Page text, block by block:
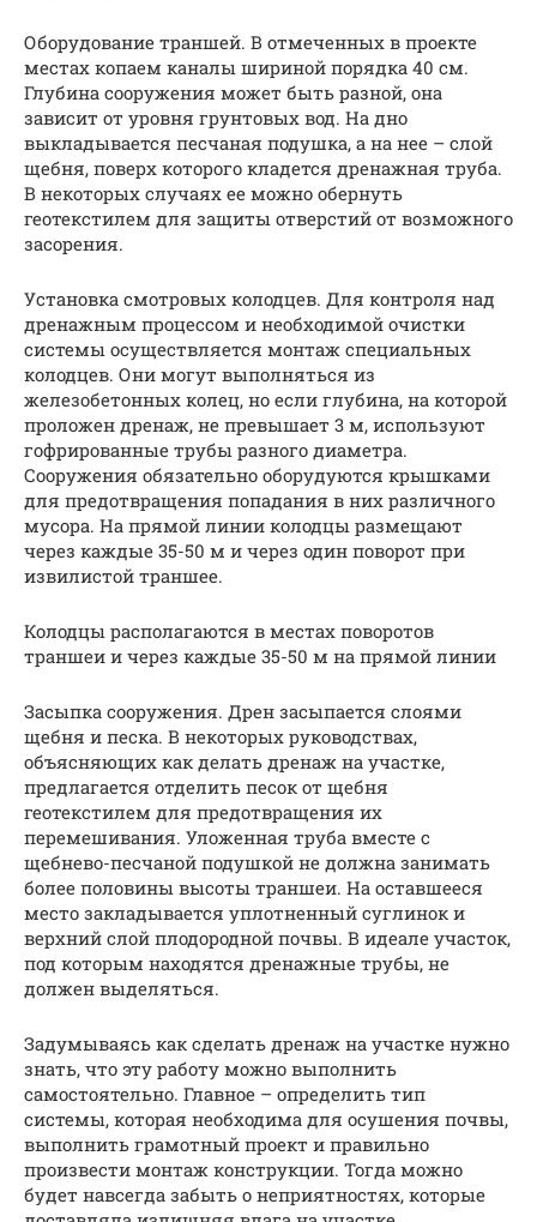
Оборудование траншей. В отмеченных в проекте
местах копаем каналы шириной порядка 40 см.
Глубина сооружения может быть разной, она
зависит от уровня грунтовых вод. На дно
выкладывается песчаная подушка, а на нее – слой
щебня, поверх которого кладется дренажная труба.
В некоторых случаях ее можно обернуть
геотекстилем для защиты отверстий от возможного
засорения.
Установка смотровых колодцев. Для контроля над
дренажным процессом и необходимой очистки
системы осуществляется монтаж специальных
колодцев. Они могут выполняться из
железобетонных колец, но если глубина, на которой
проложен дренаж, не превышает 3 м, используют
гофрированные трубы разного диаметра.
Сооружения обязательно оборудуются крышками
для предотвращения попадания в них различного
мусора. На прямой линии колодцы размещают
через каждые 35-50 м и через один поворот при
извилистой траншее.
Колодцы располагаются в местах поворотов
траншеи и через каждые 35-50 м на прямой линии
Засыпка сооружения. Дрен засыпается слоями
щебня и песка. В некоторых руководствах,
объясняющих как делать дренаж на участке,
предлагается отделить песок от щебня
геотекстилем для предотвращения их
перемешивания. Уложенная труба вместе с
щебнево-песчаной подушкой не должна занимать
более половины высоты траншеи. На оставшееся
место закладывается уплотненный суглинок и
верхний слой плодородной почвы. В идеале участок,
под которым находятся дренажные трубы, не
должен выделяться.
Задумываясь как сделать дренаж на участке нужно
знать, что эту работу можно выполнить
самостоятельно. Главное – определить тип
системы, которая необходима для осушения почвы,
выполнить грамотный проект и правильно
произвести монтаж конструкции. Тогда можно
будет навсегда забыть о неприятностях, которые